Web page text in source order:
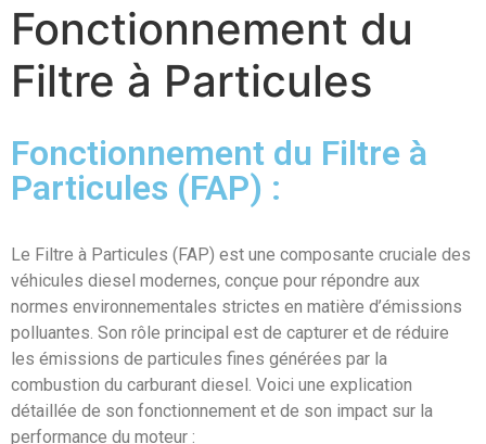
Fonctionnement du
Filtre à Particules
Fonctionnement du Filtre à
Particules (FAP) :
Le Filtre à Particules (FAP) est une composante cruciale des
véhicules diesel modernes, conçue pour répondre aux
normes environnementales strictes en matière d’émissions
polluantes. Son rôle principal est de capturer et de réduire
les émissions de particules fines générées par la
combustion du carburant diesel. Voici une explication
détaillée de son fonctionnement et de son impact sur la
performance du moteur :